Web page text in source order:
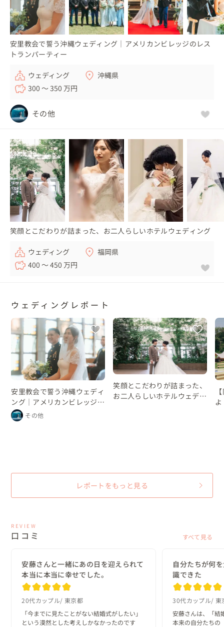
高知県
沖縄県
安里教会で誓う沖縄ウェディング｜アメリカンビレッジのレス
トランパーティー
ウェディング
沖縄県
300 〜 350 万円
その他
笑顔とこだわりが詰まった、お二人らしいホテルウェディング
ウェディング
福岡県
400 〜 450 万円
ウェディングレポート
安里教会で誓う沖縄ウェディ
ング｜アメリカンビレッジの
レストランパーティー
その他
笑顔とこだわりが詰まった、
お二人らしいホテルウェディ
レポートをもっと見る
REVIEW
口コミ すべて見る
安藤さんと一緒にあの日を迎えられて
本当に本当に幸せでした。
20代カップル 東京都
「今までに見たことがない結婚式がしたい」
という漠然とした考えしかなかったのです
自分たちが何
識できた
30代カップル 東
安藤さんは、「結
本来の自分たちの